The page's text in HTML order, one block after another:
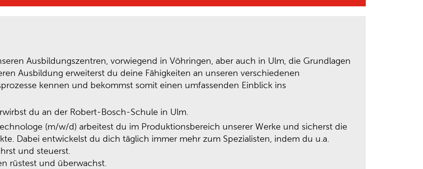
Ausbildungszentren, vorwiegend in Vöhringen, aber auch in Ulm, die Grundlagen
Ausbildung erweiterst du deine Fähigkeiten an unseren verschiedenen
kennen und bekommst somit einen umfassenden Einblick ins
du an der Robert-Bosch-Schule in Ulm.
(m/w/d) arbeitest du im Produktionsbereich unserer Werke und sicherst die
Dabei entwickelst du dich täglich immer mehr zum Spezialisten, indem du u.a.
und steuerst.
rüstest und überwachst.